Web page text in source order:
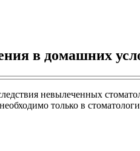
в домашних
невылеченных
только в